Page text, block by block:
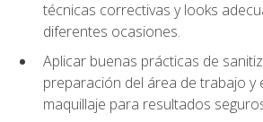
técnicas correctivas y looks
diferentes ocasiones.
Aplicar buenas prácticas de
preparación del área de trabajo y
maquillaje para resultados